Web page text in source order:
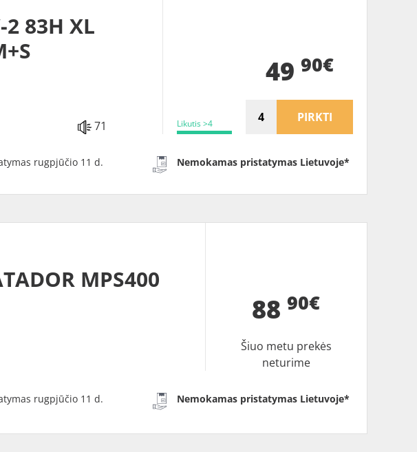
83H XL
71 Likutis >4
49 90€
PIRKTI
rugpjūčio 11 d. Nemokamas pristatymas Lietuvoje*
MPS400
8890€
Šiuo metu prekės
neturime
rugpjūčio 11 d. Nemokamas pristatymas Lietuvoje*